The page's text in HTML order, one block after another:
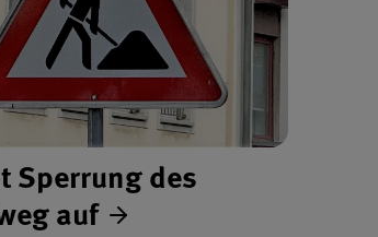
Sperrung des
auf